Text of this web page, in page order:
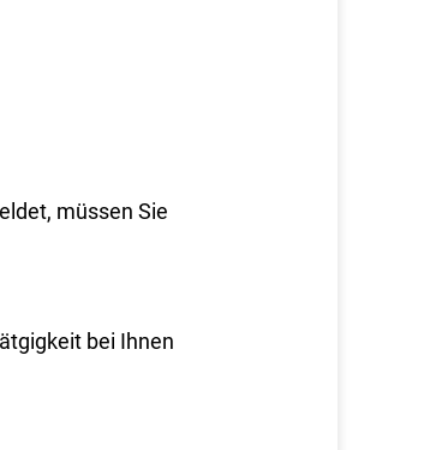
müssen Sie
bei Ihnen